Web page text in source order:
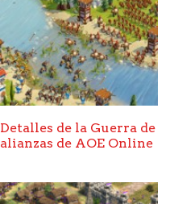
Detalles de la Guerra de
alianzas de AOE Online